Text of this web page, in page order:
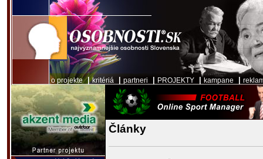
o projekte|kritériá partneri PROJEKTY kampane
Články